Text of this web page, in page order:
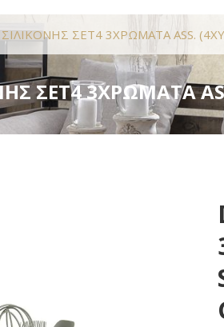
ΣΙΛΙΚΟΝΗΣ ΣΕΤ4 3ΧΡΩΜΑΤΑ ASS.
ΣΕΤ4 3ΧΡΩΜΑΤΑ